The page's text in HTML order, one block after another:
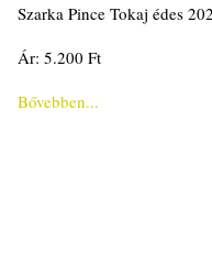
Szarka Pince Tokaj édes
Ár: 5.200 Ft
Bővebben...